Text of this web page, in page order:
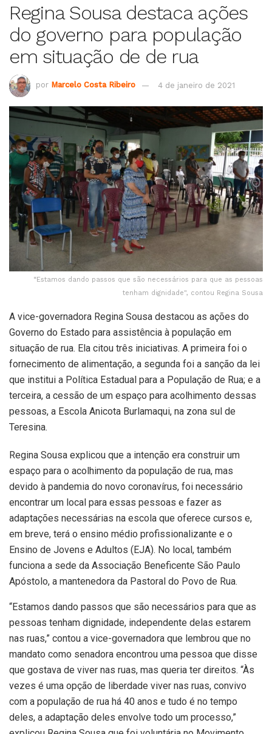
Regina Sousa destaca ações
do governo para população
em situação de de rua
por Marcelo Costa Ribeiro 4 de janeiro de 2021
“Estamos dando passos que são necessários para que as pessoas
tenham dignidade", contou Regina Sousa
A vice-governadora Regina Sousa destacou as ações do
Governo do Estado para assistência à população em
situação de rua. Ela citou três iniciativas. A primeira foi o
fornecimento de alimentação, a segunda foi a sanção da lei
que institui a Política Estadual para a População de Rua; e a
terceira, a cessão de um espaço para acolhimento dessas
pessoas, a Escola Anicota Burlamaqui, na zona sul de
Teresina.
Regina Sousa explicou que a intenção era construir um
espaço para o acolhimento da população de rua, mas
devido à pandemia do novo coronavírus, foi necessário
encontrar um local para essas pessoas e fazer as
adaptações necessárias na escola que oferece cursos e,
em breve, terá o ensino médio profissionalizante e o
Ensino de Jovens e Adultos (EJA). No local, também
funciona a sede da Associação Beneficente São Paulo
Apóstolo, a mantenedora da Pastoral do Povo de Rua.
“Estamos dando passos que são necessários para que as
pessoas tenham dignidade, independente delas estarem
nas ruas,” contou a vice-governadora que lembrou que no
mandato como senadora encontrou uma pessoa que disse
que gostava de viver nas ruas, mas queria ter direitos. “Às
vezes é uma opção de liberdade viver nas ruas, convivo
com a população de rua há 40 anos e tudo é no tempo
deles, a adaptação deles envolve todo um processo,”